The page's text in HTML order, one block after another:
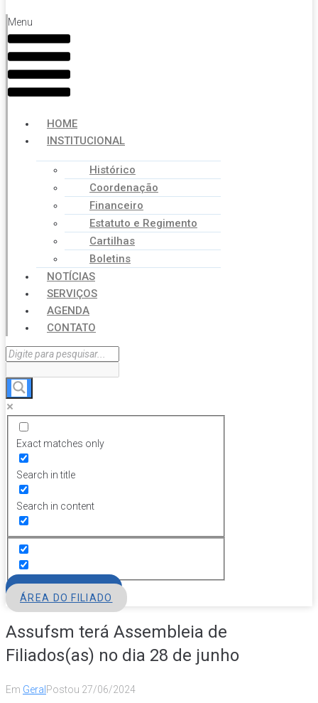
Menu
HOME
INSTITUCIONAL
Histórico
Coordenação
Financeiro
Estatuto e Regimento
Cartilhas
Boletins
NOTÍCIAS
SERVIÇOS
AGENDA
CONTATO
Exact matches only
Search in title
Search in content
ÁREA DO FILIADO
Assufsm terá Assembleia de
Filiados(as) no dia 28 de junho
Em Geral Postou 27/06/2024